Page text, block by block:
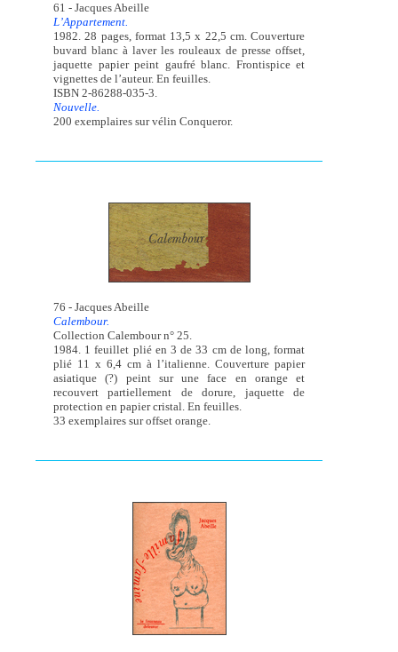
61 - Jacques Abeille
L’Appartement.
1982. 28 pages, format 13,5 x 22,5 cm. Couverture
buvard blanc à laver les rouleaux de presse offset,
jaquette papier peint gaufré blanc. Frontispice et
vignettes de l’auteur. En feuilles.
ISBN 2-86288-035-3.
Nouvelle.
200 exemplaires sur vélin Conqueror.
76 - Jacques Abeille
Calembour.
Collection Calembour n° 25.
1984. 1 feuillet plié en 3 de 33 cm de long, format
plié 11 x 6,4 cm à l’italienne. Couverture papier
asiatique (?) peint sur une face en orange et
recouvert partiellement de dorure, jaquette de
protection en papier cristal. En feuilles.
33 exemplaires sur offset orange.